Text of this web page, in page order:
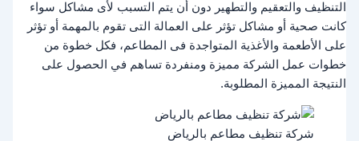
التنظيف والتعقيم والتطهير دون أن يتم التسبب لأى مشاكل سواء
كانت صحية أو مشاكل تؤثر على العمالة التى تقوم بالمهمة أو تؤثر
على الأطعمة والأغذية المتواجدة فى المطاعم، فكل خطوة من
خطوات عمل الشركة مميزة ومنفردة تساهم في الحصول على
النتيجة المميزة المطلوبة.
شركة تنظيف مطاعم بالرياض